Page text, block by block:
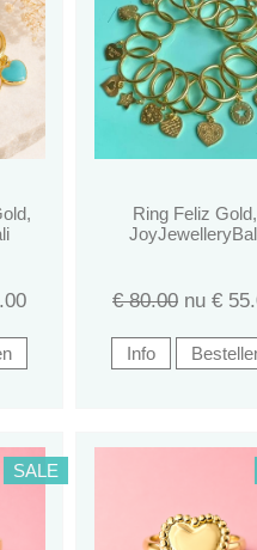
Ring Feliz Gold,
€ 80.00 nu €
SALE